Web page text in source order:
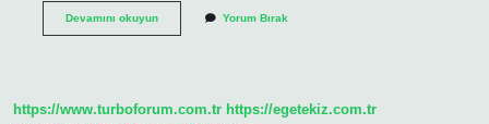
Devamını okuyunHüyam
Yorum Bırak
https://www.turboforum.com.tr https://egetekiz.com.tr